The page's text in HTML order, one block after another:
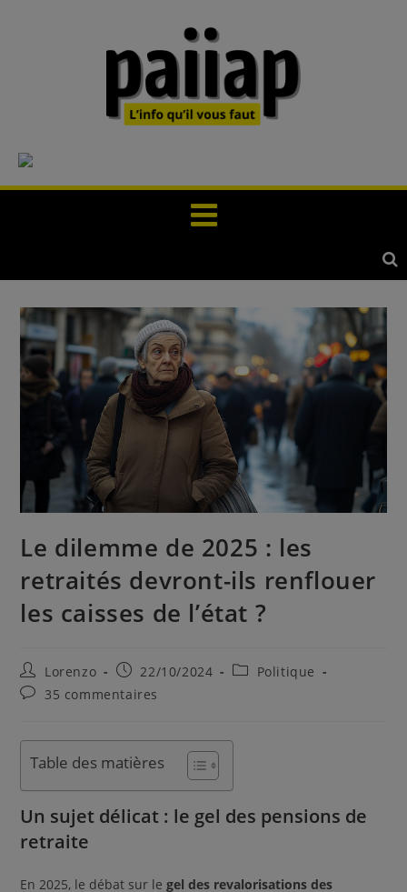
Le dilemme de 2025 : les
retraités devront-ils renflouer
les caisses de l’état ?
Lorenzo 22/10/2024
Politique
35 commentaires
Table des matières
Un sujet délicat : le gel des pensions de
retraite
En 2025, le débat sur legel des revalorisations des